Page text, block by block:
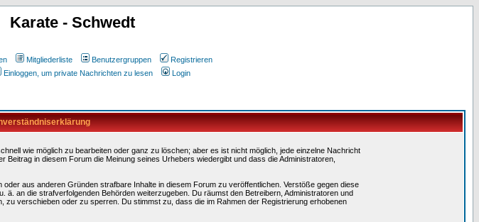
Karate - Schwedt
Mitgliederliste Benutzergruppen
Registrieren
Einloggen, um private Nachrichten zu lesen Login
wie möglich zu bearbeiten oder ganz zu löschen; aber es ist nicht möglich, jede einzelne Nachricht
in diesem Forum die Meinung seines Urhebers wiedergibt und dass die Administratoren,
aus anderen Gründen strafbare Inhalte in diesem Forum zu veröffentlichen. Verstöße gegen diese
an die strafverfolgenden Behörden weiterzugeben. Du räumst den Betreibern, Administratoren und
verschieben oder zu sperren. Du stimmst zu, dass die im Rahmen der Registrierung erhobenen